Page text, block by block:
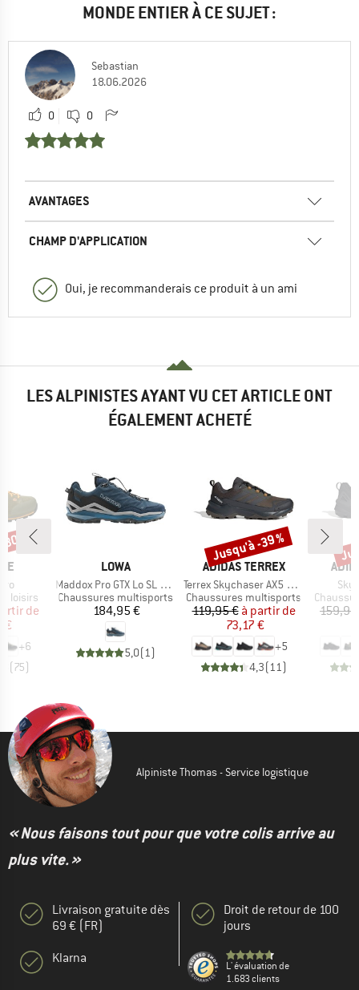
MONDE ENTIER À CE SUJET :
Sebastian
18.06.2026
0 0
AVANTAGES
CHAMP D'APPLICATION
Oui, je recommanderais ce produit à un ami
LES ALPINISTES AYANT VU CET ARTICLE ONT
ÉGALEMENT ACHETÉ
loisirs
réduit
de
€
+6
(75)
%
MARQUE
LOWA
Article
Maddox Pro GTX Lo SL Wide
Product group
Chaussures multisports
Prix
184,95 €
5,0(1)
MARQUE
ADIDAS TERREX
Article
Terrex Skychaser AX5 GORE-TEX
Product group
Chaussures multisports
Prix
119,95 € Prix réduit
à partir de
73,17 €
+5
4,3(11)
Remise
Jusqu'à -39 %
Product
Alpiniste Thomas - Service logistique
« Nous faisons tout pour que votre colis arrive au
plus vite. »
Livraison gratuite dès
69 € (FR)
Klarna
Droit de retour de 100
jours
L' évaluation de
1.683 clients